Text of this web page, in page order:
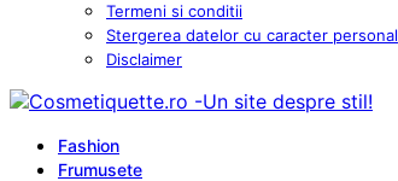
Termeni si conditii
Stergerea datelor cu caracter personal
Disclaimer
Fashion
Frumusete